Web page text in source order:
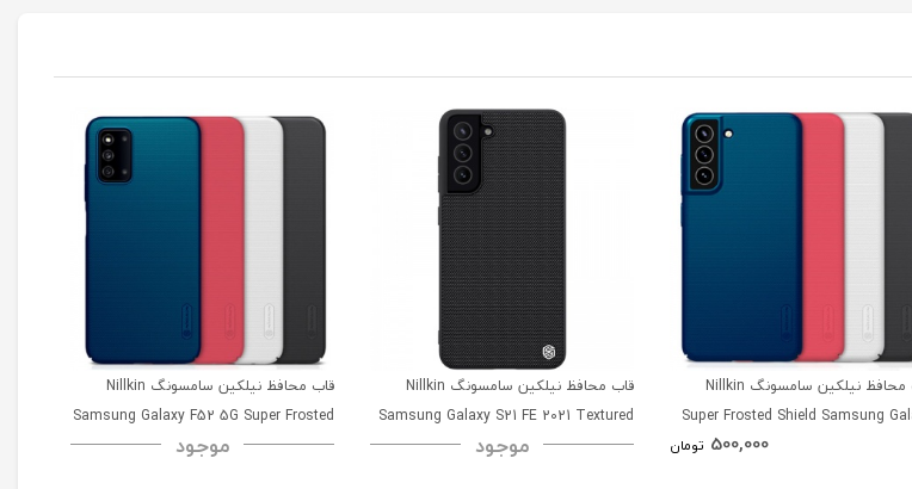
قاب محافظ نیلکین سامسونگ Nillkin
Super Frosted Shield Samsung
500,000 تومان
قاب محافظ نیلکین سامسونگ Nillkin
Samsung Galaxy S21 FE 2021 Textured
Case
موجود
قاب محافظ نیلکین سامسونگ Nillkin
Samsung Galaxy F52 5G Super Frosted
Shield
موجود